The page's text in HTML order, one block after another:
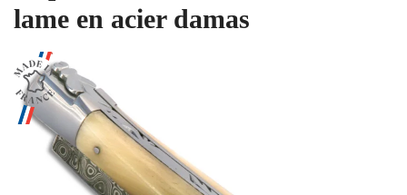
lame en acier damas